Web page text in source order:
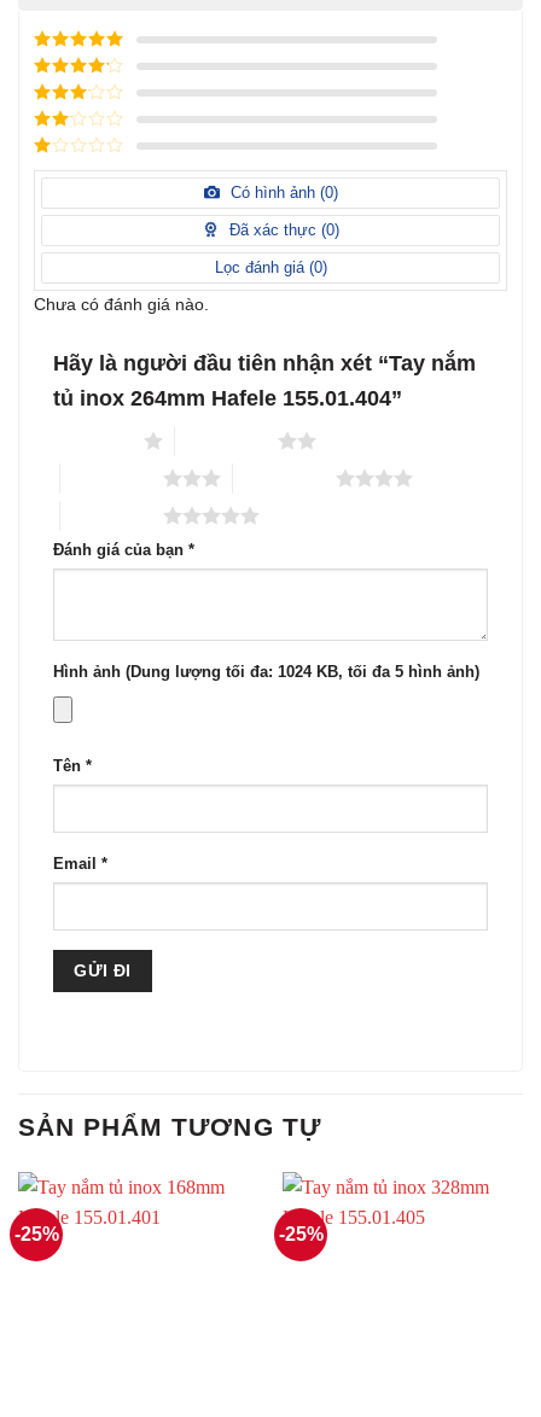
Được xếp
hạng
5
5
sao
Được xếp
hạng
4
5
sao
Được
xếp
hạng3
5 sao
Được
hạng
sao
Được
hạng
1
sao
Có hình ảnh (0)
Đã xác thực (0)
Lọc đánh giá (0)
Chưa có đánh giá nào.
Hãy là người đầu tiên nhận xét “Tay nắm
tủ inox 264mm Hafele 155.01.404”
Đánh giá của bạn *
Hình ảnh (Dung lượng tối đa: 1024 KB, tối đa 5 hình ảnh)
Tên *
Email *
SẢN PHẨM TƯƠNG TỰ
-25% -25%